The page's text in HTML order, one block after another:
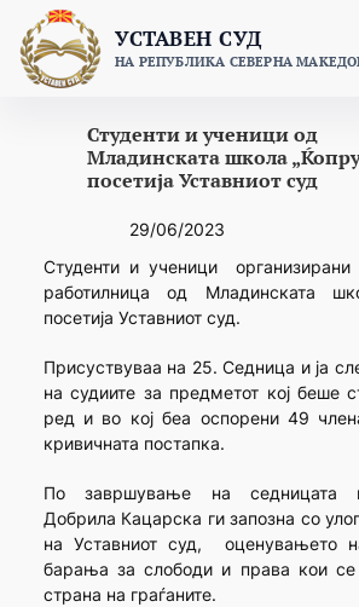
content
УСТАВЕН СУД
НА РЕПУБЛИКА СЕВЕРНА
Студенти и ученици од
Младинската школа
посетија Уставниот суд
29/06/2023
Студенти и ученици организирани
работилница од Младинската
посетија Уставниот суд.
Присуствуваа на 25. Седница и ја
на судиите за предметот кој беше
ред и во кој беа оспорени 49
кривичната постапка.
По завршување на седницата
Добрила Кацарска ги запозна со
на Уставниот суд, оценувањето
барања за слободи и права кои се
страна на граѓаните.